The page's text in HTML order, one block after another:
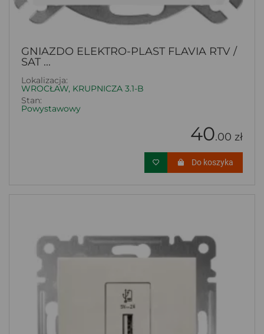
GNIAZDO ELEKTRO-PLAST FLAVIA RTV /
SAT ...
Lokalizacja:
WROCŁAW, KRUPNICZA 3.1-B
Stan:
Powystawowy
40.00 zł
Do koszyka